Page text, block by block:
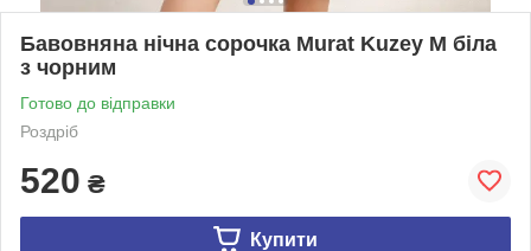
Бавовняна нічна сорочка Murat Kuzey M біла
з чорним
Готово до відправки
Роздріб
520 ₴
Купити